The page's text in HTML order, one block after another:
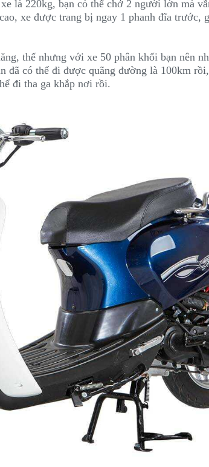
là 220kg, bạn có thể chở 2 người lớn mà
xe được trang bị ngay 1 phanh đĩa trước,
thế nhưng với xe 50 phân khối bạn nên
đã có thể đi được quãng đường là 100km
đi tha ga khắp nơi rồi.